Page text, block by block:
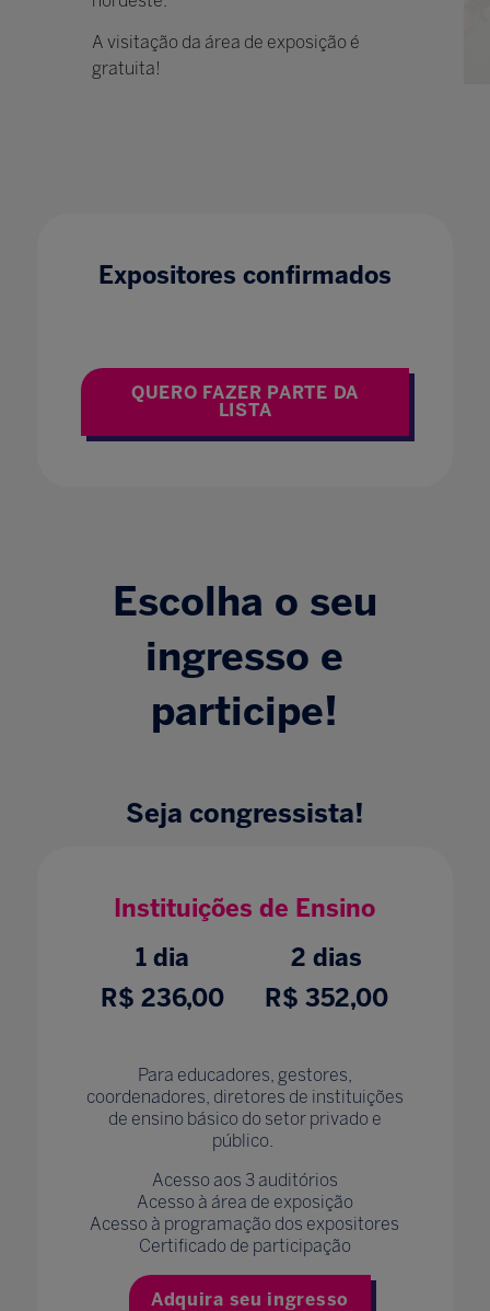
A visitação da área de exposição é
gratuita!
Expositores confirmados
QUERO FAZER PARTE DA
LISTA
Escolha o seu
ingresso e
participe!
Seja congressista!
Instituições de Ensino
1 dia
R$ 236,00
2 dias
R$ 352,00
Para educadores, gestores,
coordenadores, diretores de instituições
de ensino básico do setor privado e
público.
Acesso aos 3 auditórios
Acesso à área de exposição
Acesso à programação dos expositores
Certificado de participação
Adquira seu ingresso